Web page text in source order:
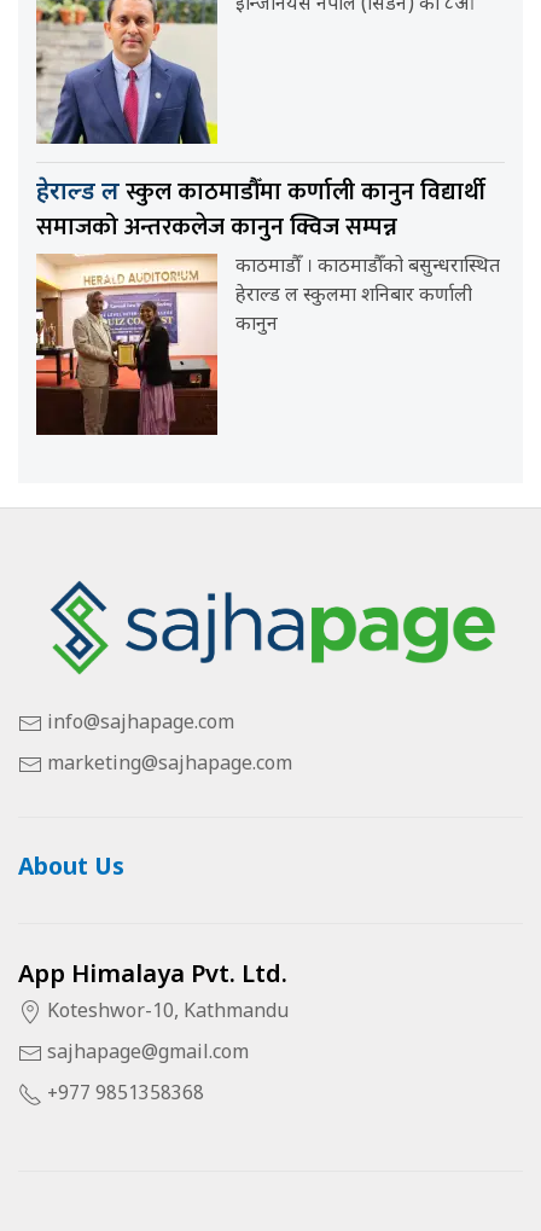
इन्जिनियर्स नेपाल (सिडेन) को ८औं
हेराल्ड लस्कुल काठमाडौँमा कर्णाली कानुन विद्यार्थी
समाजको अन्तरकलेज कानुन क्विज सम्पन्न
काठमाडौँ । काठमाडौँको बसुन्धरास्थित
हेराल्ड ल स्कुलमा शनिबार कर्णाली
कानुन
info@sajhapage.com
marketing@sajhapage.com
About Us
App Himalaya Pvt. Ltd.
Koteshwor-10, Kathmandu
sajhapage@gmail.com
+977 9851358368